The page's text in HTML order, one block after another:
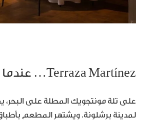
Terraza Martínez… عندما يكتمل الطعام بالإطلالة
لمدينة برشلونة. ويشتهر المطعم بأطباق